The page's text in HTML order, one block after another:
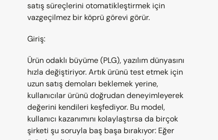
satış süreçlerini otomatikleştirmek için
vazgeçilmez bir köprü görevi görür.
Giriş:
Ürün odaklı büyüme (PLG), yazılım dünyasını
hızla değiştiriyor. Artık ürünü test etmek için
uzun satış demoları beklemek yerine,
kullanıcılar ürünü doğrudan deneyimleyerek
değerini kendileri keşfediyor. Bu model,
kullanıcı kazanımını kolaylaştırsa da birçok
şirketi şu soruyla baş başa bırakıyor: Eğer